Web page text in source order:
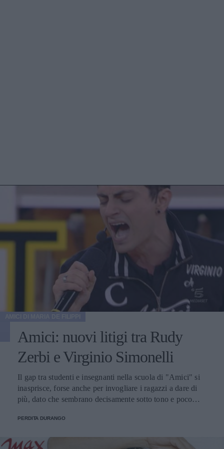
Amici: nuovi litigi tra Rudy
Zerbi e Virginio Simonelli
Il gap tra studenti e insegnanti nella scuola di "Amici" si
inasprisce, forse anche per invogliare i ragazzi a dare di
più, dato che sembrano decisamente sotto tono e poco
tra Virginio Simonelli e Rudy Zerbi: insegnante e alunno
problemi del ragazzo, secondo Zerbi, sarebbe il non voler
PERDITA DURANGO